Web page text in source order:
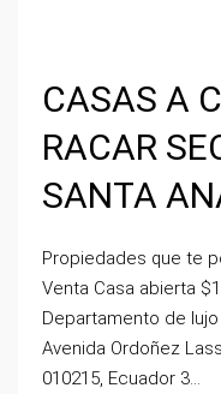
CASAS A
RACAR
SANTA
Propiedades que te
Venta Casa abierta
Departamento de
Avenida Ordoñez
010215, Ecuador 3...